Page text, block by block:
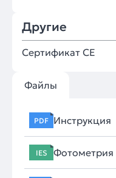
Другие
Сертификат CE
Файлы
PDF Инструкция
IES Фотометрия